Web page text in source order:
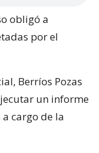
obligó a
por el
Berríos Pozas
un informe
cargo de la